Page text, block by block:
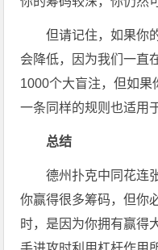
但请记住，如果你
会降低，因为我们一直
1000个大盲注，但如果
一条同样的规则也适用
总结
德州扑克中同花连
你赢得很多筹码，但你
时，是因为你拥有赢得